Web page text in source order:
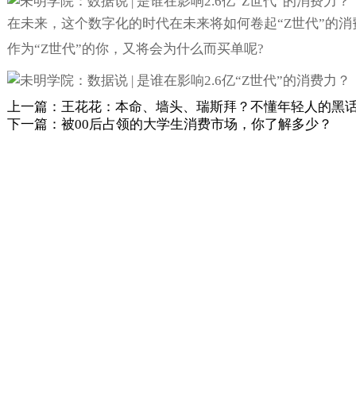
在未来，这个数字化的时代在未来将如何卷起“Z世代”的消
作为“Z世代”的你，又将会为什么而买单呢?
上一篇：王花花：本命、墙头、瑞斯拜？不懂年轻人的黑
下一篇：被00后占领的大学生消费市场，你了解多少？